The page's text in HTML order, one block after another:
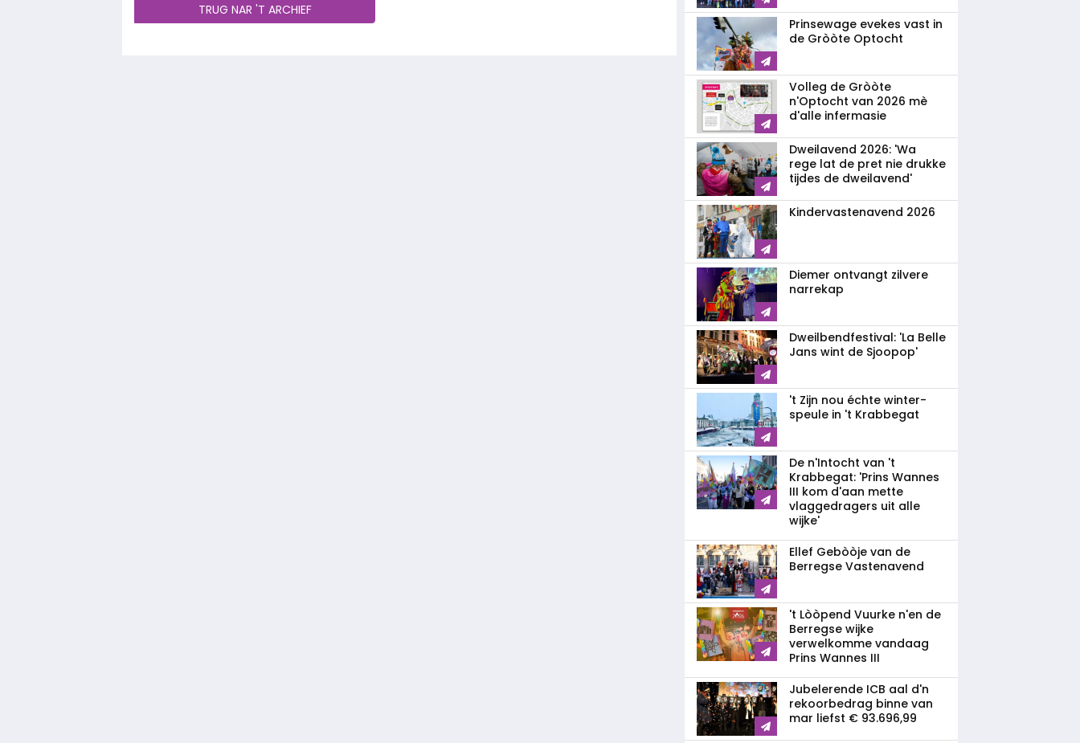
TRUG NAR 'T ARCHIEF
Prinsewage evekes vast in
de Gròòte Optocht
Volleg de Gròòte
n'Optocht van 2026 mè
d'alle infermasie
Dweilavend 2026: 'Wa
rege lat de pret nie drukke
tijdes de dweilavend'
Kindervastenavend 2026
Diemer ontvangt zilvere
narrekap
Dweilbendfestival: 'La Belle
Jans wint de Sjoopop'
't Zijn nou échte winter-
speule in 't Krabbegat
De n'Intocht van 't
Krabbegat: 'Prins Wannes
III kom d'aan mette
vlaggedragers uit alle
wijke'
Ellef Gebòòje van de
Berregse Vastenavend
't Lòòpend Vuurke n'en de
Berregse wijke
verwelkomme vandaag
Prins Wannes III
Jubelerende ICB aal d'n
rekoorbedrag binne van
mar liefst € 93.696,99